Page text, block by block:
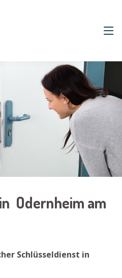
Odernheim am
Schlüsseldienst in